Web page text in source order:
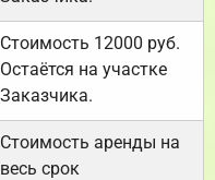
Стоимость 12000 руб.
Остаётся на участке
Заказчика.
Стоимость аренды на
весь срок